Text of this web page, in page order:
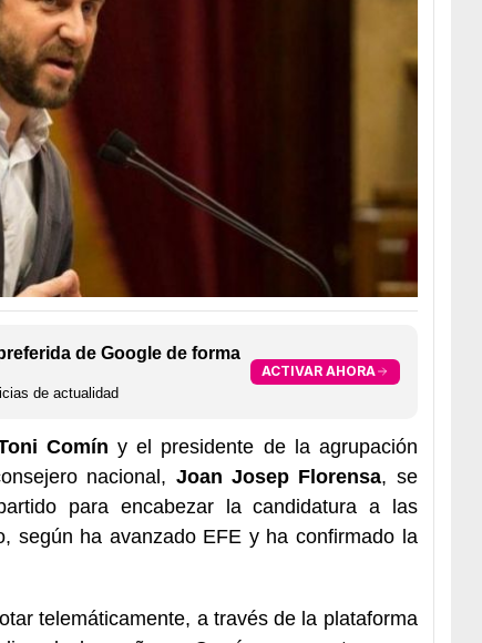
de Google de forma
de actualidad
ACTIVAR AHORA
Comín y el presidente de la agrupación
nacional, Joan Josep Florensa, se
para encabezar la candidatura a las
según ha avanzado EFE y ha confirmado la
telemáticamente, a través de la plataforma